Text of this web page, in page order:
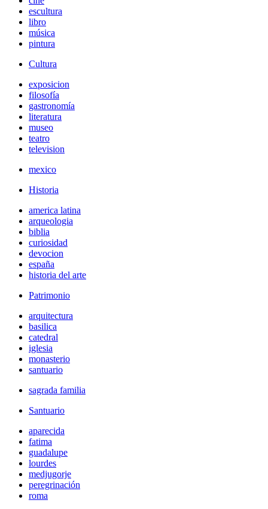
escultura
libro
música
pintura
Cultura
exposicion
filosofía
gastronomía
literatura
museo
teatro
television
mexico
Historia
america latina
arqueologia
biblia
curiosidad
devocion
españa
historia del arte
Patrimonio
arquitectura
basilica
catedral
iglesia
monasterio
santuario
sagrada familia
Santuario
aparecida
fatima
guadalupe
lourdes
medjugorje
peregrinación
roma